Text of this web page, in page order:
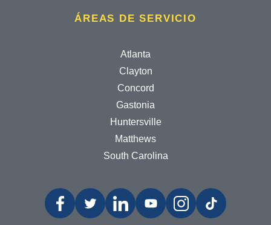
ÁREAS DE SERVICIO
Atlanta
Clayton
Concord
Gastonia
Huntersville
Matthews
South Carolina